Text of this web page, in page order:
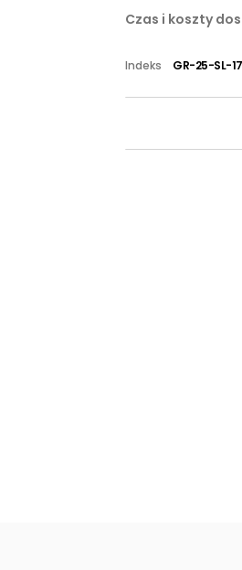
Czas i koszty
Indeks GR-25-SL-